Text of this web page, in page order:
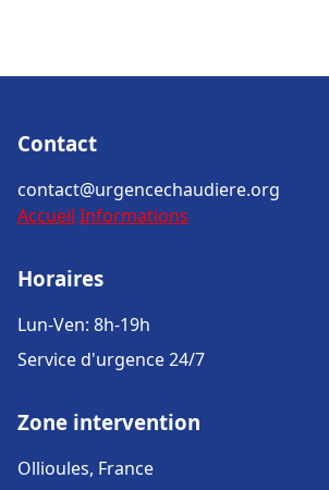
Contact
contact@urgencechaudiere.org
Accueil Informations
Horaires
Lun-Ven: 8h-19h
Service d'urgence 24/7
Zone intervention
Ollioules, France